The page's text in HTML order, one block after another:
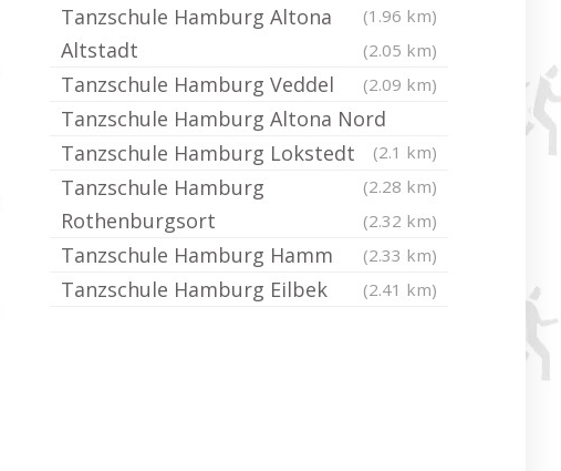
(1.96 km)
Tanzschule Hamburg Altona
Altstadt
(2.05 km)
Tanzschule Hamburg Veddel (2.09 km)
Tanzschule Hamburg Altona Nord
(2.1 km)
Tanzschule Hamburg Lokstedt
(2.28 km)
Tanzschule Hamburg
Rothenburgsort
(2.32 km)
Tanzschule Hamburg Hamm (2.33 km)
Tanzschule Hamburg Eilbek (2.41 km)